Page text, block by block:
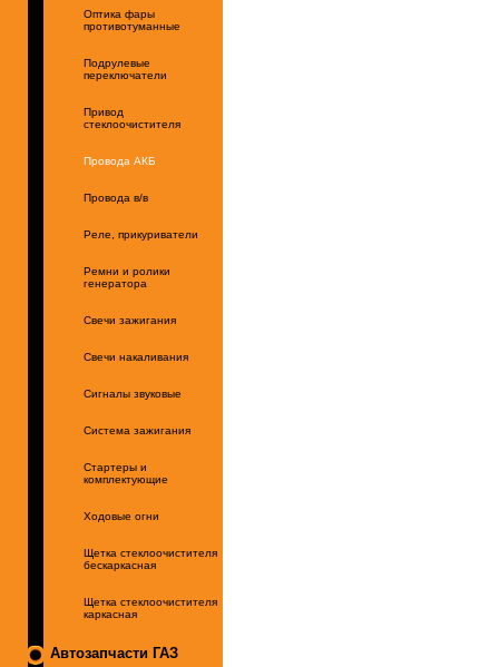
Оптика фары
противотуманные
Подрулевые
переключатели
Привод
стеклоочистителя
Провода АКБ
Провода в/в
Реле, прикуриватели
Ремни и ролики
генератора
Свечи зажигания
Свечи накаливания
Сигналы звуковые
Система зажигания
Стартеры и
комплектующие
Ходовые огни
Щетка стеклоочистителя
бескаркасная
Щетка стеклоочистителя
каркасная
Автозапчасти ГАЗ